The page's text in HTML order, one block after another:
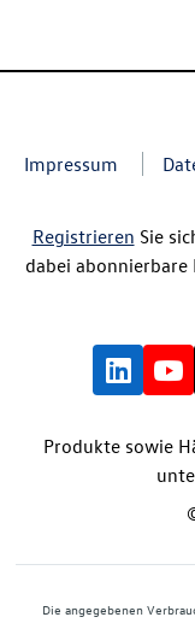
Impressum
Registrieren Sie
dabei
Produkte sowie
Die angegebenen